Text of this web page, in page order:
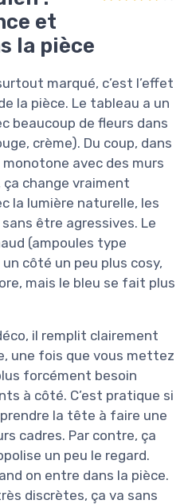
et
la pièce
marqué, c’est l’effet
la pièce. Le tableau a un
beaucoup de fleurs dans
crème). Du coup, dans
avec des murs
change vraiment
la lumière naturelle, les
être agressives. Le
(ampoules type
côté un peu plus cosy,
mais le bleu se fait plus
il remplit clairement
une fois que vous mettez
forcément besoin
à côté. C’est pratique si
la tête à faire une
cadres. Par contre, ça
un peu le regard.
on entre dans la pièce.
discrètes, ça va sans